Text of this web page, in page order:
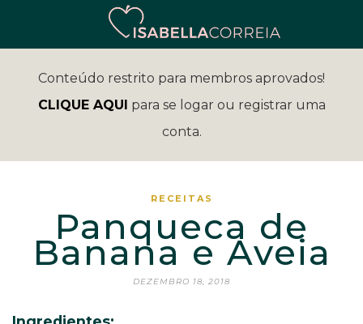
Conteúdo restrito para membros aprovados!
CLIQUE AQUI para se logar ou registrar uma
conta.
RECEITAS
Panqueca de
Banana e Aveia
DEZEMBRO 18, 2018